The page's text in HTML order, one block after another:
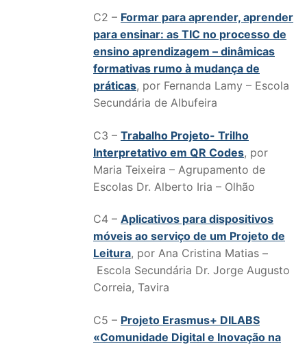
C2 – Formar para aprender, aprender
para ensinar: as TIC no processo de
ensino aprendizagem – dinâmicas
formativas rumo à mudança de
práticas, por Fernanda Lamy – Escola
Secundária de Albufeira
C3 – Trabalho Projeto- Trilho
Interpretativo em QR Codes, por
Maria Teixeira – Agrupamento de
Escolas Dr. Alberto Iria – Olhão
C4 – Aplicativos para dispositivos
móveis ao serviço de um Projeto de
Leitura, por Ana Cristina Matias –
Escola Secundária Dr. Jorge Augusto
Correia, Tavira
C5 – Projeto Erasmus+ DILABS
«Comunidade Digital e Inovação na